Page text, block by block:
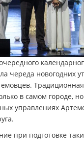
череда новогодних
в самом городе,
управлениях
при подготовке